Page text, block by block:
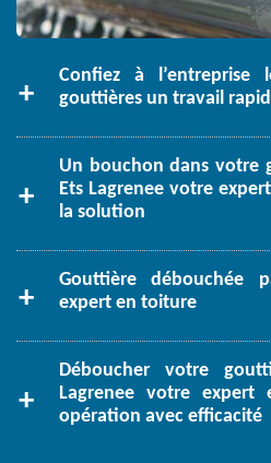
Confiez à l’entreprise
gouttières un travail
Un bouchon dans votre
Ets Lagrenee votre
la solution
Gouttière débouchée
expert en toiture
Déboucher votre
Lagrenee votre expert
opération avec efficacité